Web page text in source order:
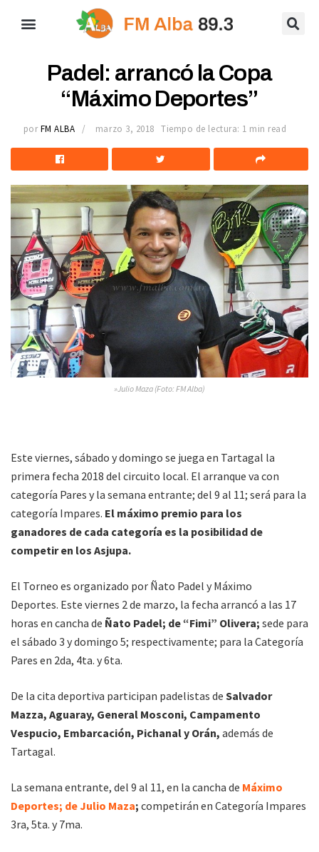
Padel: arrancó la Copa
“Máximo Deportes”
por FM ALBA marzo 3, 2018 Tiempo de lectura: 1 min read
»Julio Maza (Foto: FM Alba)
Este viernes, sábado y domingo se juega en Tartagal la
primera fecha 2018 del circuito local. El arranque va con
categoría Pares y la semana entrante; del 9 al 11; será para la
categoría Impares. El máximo premio para los
ganadores de cada categoría es la posibilidad de
competir en los Asjupa.
El Torneo es organizado por Ñato Padel y Máximo
Deportes. Este viernes 2 de marzo, la fecha arrancó a las 17
horas en cancha de Ñato Padel; de “Fimi” Olivera; sede para
el sábado 3 y domingo 5; respectivamente; para la Categoría
Pares en 2da, 4ta. y 6ta.
De la cita deportiva participan padelistas de Salvador
Mazza, Aguaray, General Mosconi, Campamento
Vespucio, Embarcación, Pichanal y Orán, además de
Tartagal.
La semana entrante, del 9 al 11, en la cancha de Máximo
Deportes; de Julio Maza; competirán en Categoría Impares
3ra, 5ta. y 7ma.